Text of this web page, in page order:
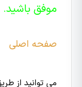
موفق باشید.
صفحه اصلی
می توانید از